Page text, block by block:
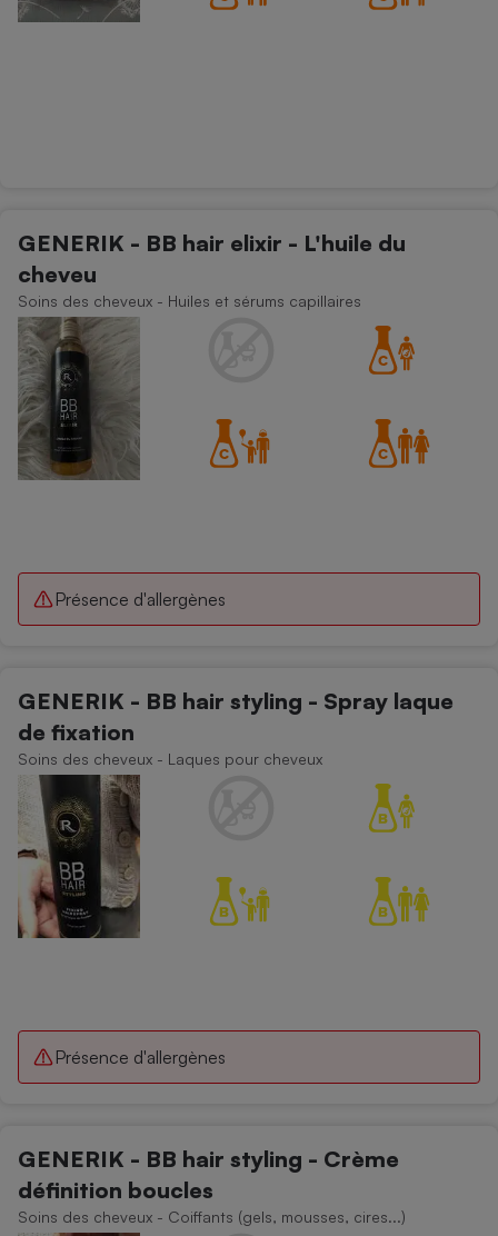
GENERIK - BB hair elixir - L'huile du
cheveu
Soins des cheveux - Huiles et sérums capillaires
Présence d'allergènes
GENERIK - BB hair styling - Spray laque
de fixation
Soins des cheveux - Laques pour cheveux
Présence d'allergènes
GENERIK - BB hair styling - Crème
définition boucles
Soins des cheveux - Coiffants (gels, mousses, cires...)